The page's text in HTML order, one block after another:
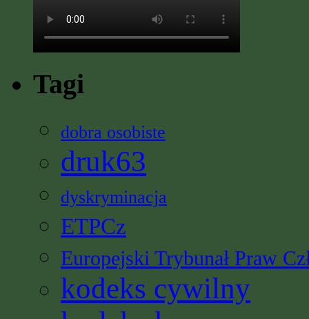
Tagi
dobra osobiste
druk63
dyskryminacja
ETPCz
Europejski Trybunał Praw
kodeks cywilny